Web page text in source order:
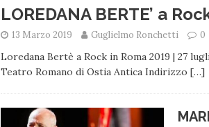
LOREDANA BERTE’ a
13 Marzo 2019 Guglielmo Ronchetti 0
Loredana Bertè a Rock in Roma 2019 | 27
Teatro Romano di Ostia Antica Indirizzo […]